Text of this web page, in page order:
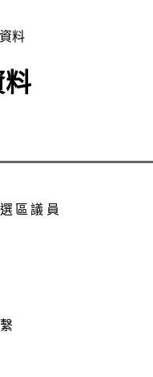
料
料
區議員